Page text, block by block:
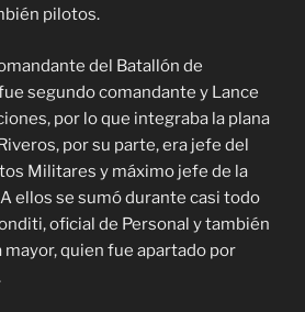
pilotos.
del Batallón de
segundo comandante y Lance
por lo que integraba la plana
por su parte, era jefe del
Militares y máximo jefe de la
ellos se sumó durante casi todo
oficial de Personal y también
mayor, quien fue apartado por